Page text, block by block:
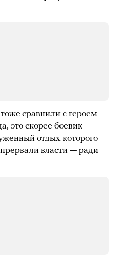
сравнили с героем
это скорее боевик
отдых которого
власти — ради